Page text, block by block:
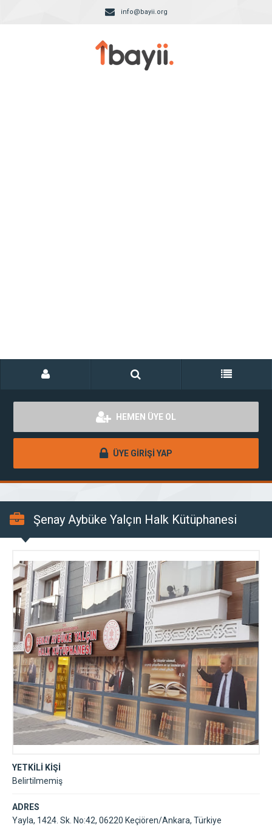
info@bayii.org
HEMEN ÜYE OL
ÜYE GİRİŞİ YAP
Şenay Aybüke Yalçın Halk Kütüphanesi
YETKİLİ KİŞİ
Belirtilmemiş
ADRES
Yayla, 1424. Sk. No:42, 06220 Keçiören/Ankara, Türkiye